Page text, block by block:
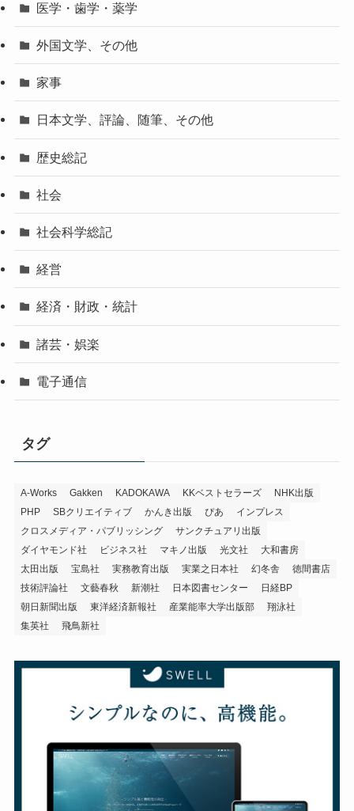
医学・歯学・薬学
外国文学、その他
家事
日本文学、評論、随筆、その他
歴史総記
社会
社会科学総記
経営
経済・財政・統計
諸芸・娯楽
電子通信
タグ
A-Works Gakken KADOKAWA KKベストセラーズ
NHK出版
PHP
SBクリエイティブ かんき出版 ぴあ
インプレス
クロスメディア・パブリッシング
サンクチュアリ出版
ダイヤモンド社
ビジネス社 マキノ出版 光文社
大和書房
太田出版
宝島社 実務教育出版 実業之日本社 幻冬舎
徳間書店
技術評論社
文藝春秋 新潮社 日本図書センター
日経BP
朝日新聞出版
東洋経済新報社 産業能率大学出版部
翔泳社
集英社
飛鳥新社